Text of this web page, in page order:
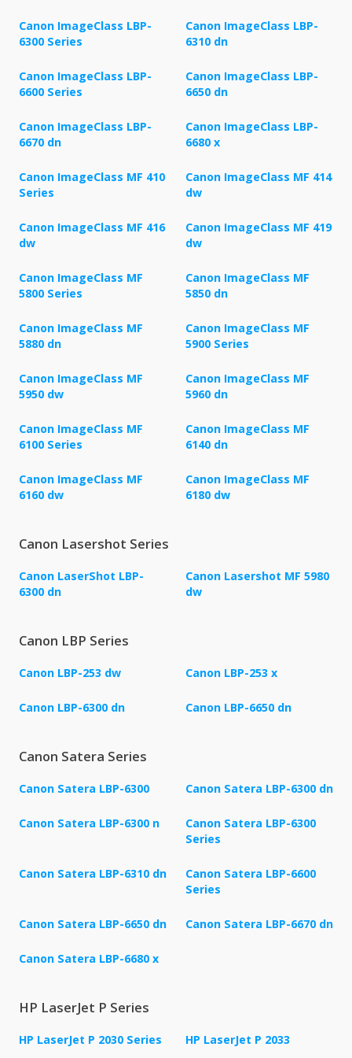
Canon ImageClass LBP-
6300 Series
Canon ImageClass LBP-
6310 dn
Canon ImageClass LBP-
6600 Series
Canon ImageClass LBP-
6650 dn
Canon ImageClass LBP-
6670 dn
Canon ImageClass LBP-
6680 x
Canon ImageClass MF 410
Series
Canon ImageClass MF 414
dw
Canon ImageClass MF 416
dw
Canon ImageClass MF 419
dw
Canon ImageClass MF
5800 Series
Canon ImageClass MF
5850 dn
Canon ImageClass MF
5880 dn
Canon ImageClass MF
5900 Series
Canon ImageClass MF
5950 dw
Canon ImageClass MF
5960 dn
Canon ImageClass MF
6100 Series
Canon ImageClass MF
6140 dn
Canon ImageClass MF
6160 dw
Canon ImageClass MF
6180 dw
Canon Lasershot Series
Canon LaserShot LBP-
6300 dn
Canon Lasershot MF 5980
dw
Canon LBP Series
Canon LBP-253 dw Canon LBP-253 x
Canon LBP-6300 dn Canon LBP-6650 dn
Canon Satera Series
Canon Satera LBP-6300 Canon Satera LBP-6300 dn
Canon Satera LBP-6300 n
Canon Satera LBP-6300
Series
Canon Satera LBP-6310 dn
Canon Satera LBP-6600
Series
Canon Satera LBP-6650 dn Canon Satera LBP-6670 dn
Canon Satera LBP-6680 x
HP LaserJet P Series
HP LaserJet P 2030 Series HP LaserJet P 2033